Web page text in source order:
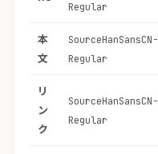
Regular
本
文
SourceHanSansCN-
Regular
リ
ン
ク
SourceHanSansCN-
Regular